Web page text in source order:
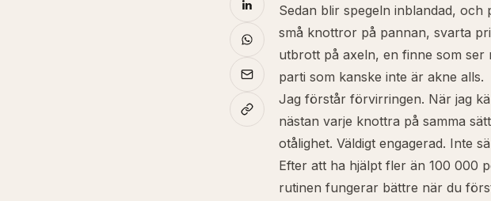
Sedan blir spegeln inblandad,
små knottror på pannan, svarta
utbrott på axeln, en finne som
parti som kanske inte är akne alls.
Jag förstår förvirringen. När jag
nästan varje knottra på samma
otålighet. Väldigt engagerad. Inte
Efter att ha hjälpt fler än 100 000
rutinen fungerar bättre när du